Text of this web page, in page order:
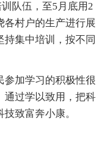
队伍，至5月底用2
各村户的生产进行展
集中培训，按不同
参加学习的积极性很
通过学以致用，把科
致富奔小康。